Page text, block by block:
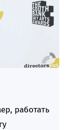
работать